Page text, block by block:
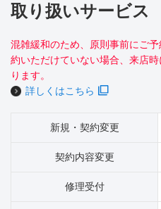
取り扱いサービス
混雑緩和のため、原則事前にご
約いただけていない場合、来店
ります。
詳しくはこちら
新規・契約変更
契約内容変更
修理受付